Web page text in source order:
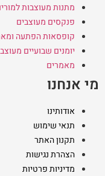
מתנות מעוצבות
פנקסים מעוצבים
קופסאות הפתעה
יומנים שבועיים
מאמרים
מי אנחנו
אודותינו
תנאי שימוש
תקנון האתר
הצהרת נגישות
מדיניות פרטיות